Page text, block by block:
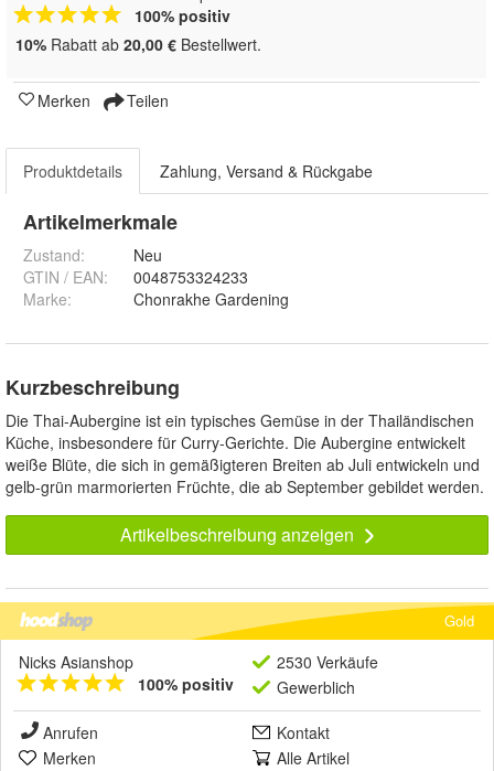
100% positiv
10% Rabatt ab 20,00 € Bestellwert.
Merken Teilen
Produktdetails Zahlung, Versand & Rückgabe
Artikelmerkmale
Zustand:
Neu
GTIN / EAN:
0048753324233
Marke:
Chonrakhe Gardening
Kurzbeschreibung
Die Thai-Aubergine ist ein typisches Gemüse in der Thailändischen
Küche, insbesondere für Curry-Gerichte. Die Aubergine entwickelt
weiße Blüte, die sich in gemäßigteren Breiten ab Juli entwickeln und
gelb-grün marmorierten Früchte, die ab September gebildet werden.
Artikelbeschreibung anzeigen
Gold
Nicks Asianshop
100% positiv
2530 Verkäufe
Gewerblich
Anrufen
Kontakt
Merken
Alle Artikel